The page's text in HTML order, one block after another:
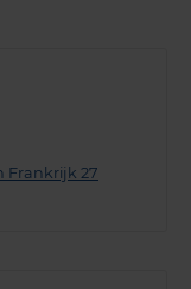
Frankrijk 27